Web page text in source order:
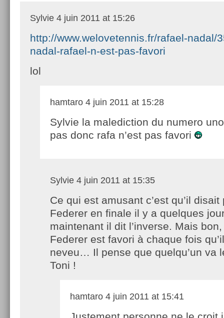
Sylvie 4 juin 2011 at 15:26
http://www.welovetennis.fr/rafael-nadal/
nadal-rafael-n-est-pas-favori
lol
hamtaro 4 juin 2011 at 15:28
Sylvie la malediction du numero
pas donc rafa n’est pas favori
Sylvie 4 juin 2011 at 15:35
Ce qui est amusant c’est qu’il disait
Federer en finale il y a quelques
maintenant il dit l’inverse. Mais
Federer est favori à chaque fois
neveu… Il pense que quelqu’un va
Toni !
hamtaro 4 juin 2011 at 15:41